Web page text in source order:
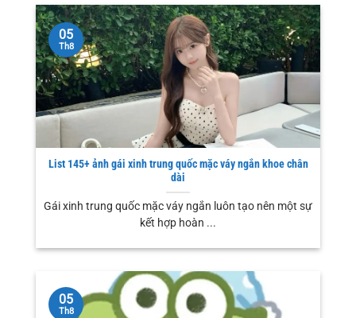
List 145+ ảnh gái xinh trung quốc mặc váy ngắn khoe chân
dài
Gái xinh trung quốc mặc váy ngắn luôn tạo nên một sự
kết hợp hoàn ...
05
Th8
05
Th8